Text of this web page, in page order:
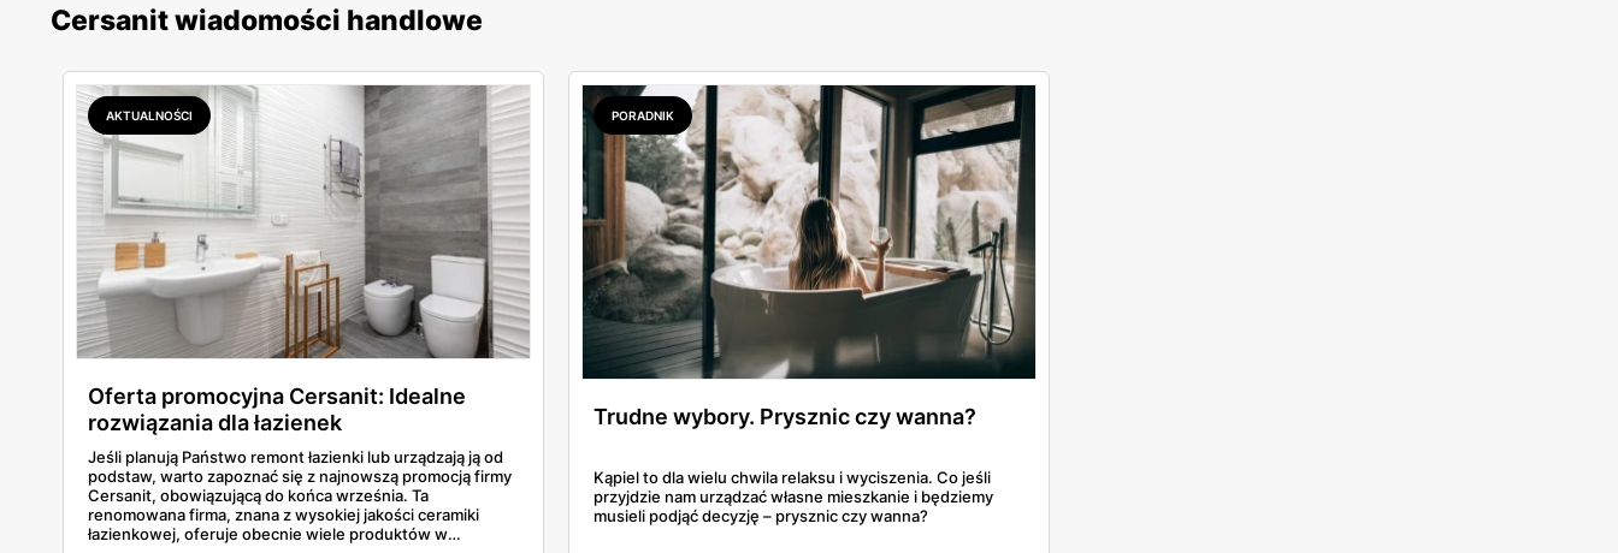
Cersanit wiadomości handlowe
AKTUALNOŚCI
Oferta promocyjna Cersanit: Idealne
rozwiązania dla łazienek
Jeśli planują Państwo remont łazienki lub urządzają ją od
podstaw, warto zapoznać się z najnowszą promocją firmy
Cersanit, obowiązującą do końca września. Ta
renomowana firma, znana z wysokiej jakości ceramiki
łazienkowej, oferuje obecnie wiele produktów w
PORADNIK
Trudne wybory. Prysznic czy wanna?
​​​​​​​Kąpiel to dla wielu chwila relaksu i wyciszenia. Co jeśli
przyjdzie nam urządzać własne mieszkanie i będziemy
musieli podjąć decyzję – prysznic czy wanna?